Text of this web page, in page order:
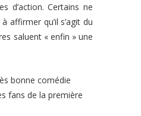
d’action. Certains ne
affirmer qu’il s’agit du
saluent « enfin » une
bonne comédie
fans de la première